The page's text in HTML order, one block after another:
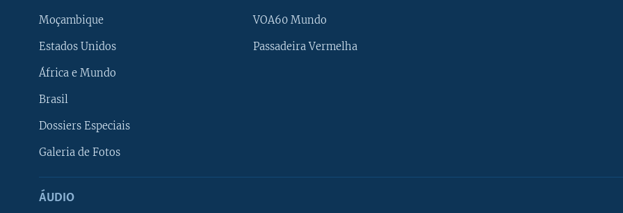
Moçambique
Estados Unidos
África e Mundo
Brasil
Dossiers Especiais
Galeria de Fotos
VOA60 Mundo
Passadeira Vermelha
ÁUDIO